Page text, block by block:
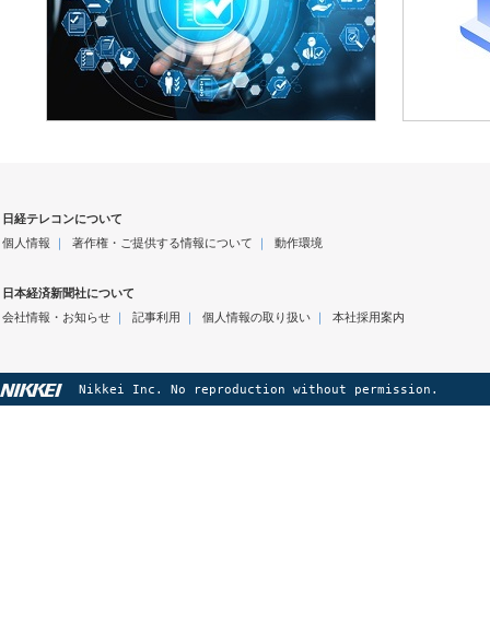
日経テレコンについて
個人情報 ｜ 著作権・ご提供する情報について ｜ 動作環境
日本経済新聞社について
会社情報・お知らせ｜ 記事利用 ｜ 個人情報の取り扱い｜ 本社採用案内
Nikkei Inc. No reproduction without permission.